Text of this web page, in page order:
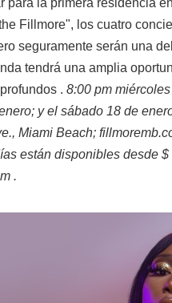
para la primera residencia
Fillmore", los cuatro
seguramente serán una
tendrá una amplia
. 8:00 pm
y el sábado 18 de
Miami Beach;
están disponibles desde
.